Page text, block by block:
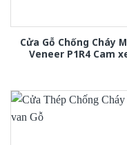
Cửa Gỗ Chống Cháy
Veneer P1R4 Cam